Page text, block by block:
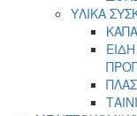
ΥΛΙΚΑ